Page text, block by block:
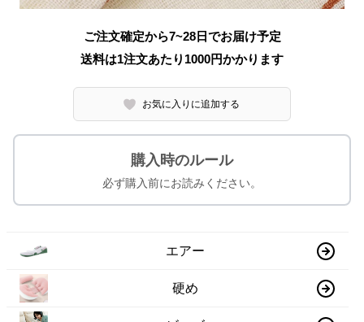
ご注文確定から7~28日でお届け予定
送料は1注文あたり 1000円かかります
お気に入りに追加する
購入時のルール
必ず購入前にお読みください。
エアー
硬め